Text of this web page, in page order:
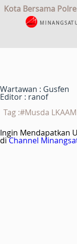
Kota Bersama
Wartawan : Gusfen
Editor : ranof
Tag :#Musda
Ingin Mendapatkan
diChannel